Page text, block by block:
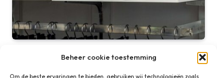
Beheer cookie toestemming
Om de beste ervaringen te bieden, gebruiken wij technologieën zoals
Tapered jeans als moderne keuze in fashion